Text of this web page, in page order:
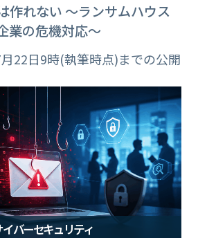
作れない ～ランサムハウス
業の危機対応～
22日9時(執筆時点)までの公開
バーセキュリティ